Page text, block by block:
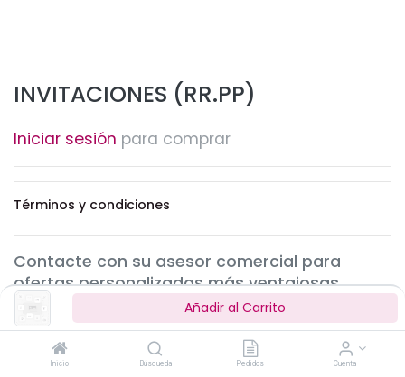
Añadir al Carrito
Inicio Búsqueda Pedidos Cuenta
INVITACIONES (RR.PP)
Iniciar sesión para comprar
Términos y condiciones
Contacte con su asesor comercial para
ofertas personalizadas más ventajosas.
Solicitar ahora.